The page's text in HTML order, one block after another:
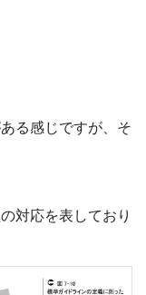
る感じですが、そ
対応を表しており